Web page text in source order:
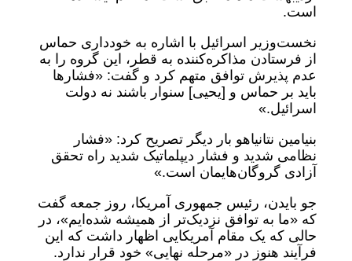
است.
نخست‌وزیر اسرائیل با اشاره به خودداری حماس
از فرستادن مذاکره‌کننده به قطر، این گروه را به
عدم پذیرش توافق متهم کرد و گفت: «فشارها
باید بر حماس و [یحیی] سنوار باشند نه دولت
اسرائیل.»
بنیامین نتانیاهو بار دیگر تصریح کرد: «فشار
نظامی شدید و فشار دیپلماتیک شدید راه تحقق
آزادی گروگان‌هایمان است.»
جو بایدن، رئیس جمهوری آمریکا، روز جمعه گفت
که «ما به توافق نزدیک‌تر از همیشه شده‌ایم»، در
حالی که یک مقام آمریکایی اظهار داشت که این
فرآیند هنوز در «مرحله نهایی» خود قرار ندارد.